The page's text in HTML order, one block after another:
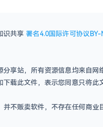
识共享 署名4.0国际许可协议
分享站，所有资源信息均来自
下载此文件，表示您同意只将
并不贩卖软件，不存在任何商